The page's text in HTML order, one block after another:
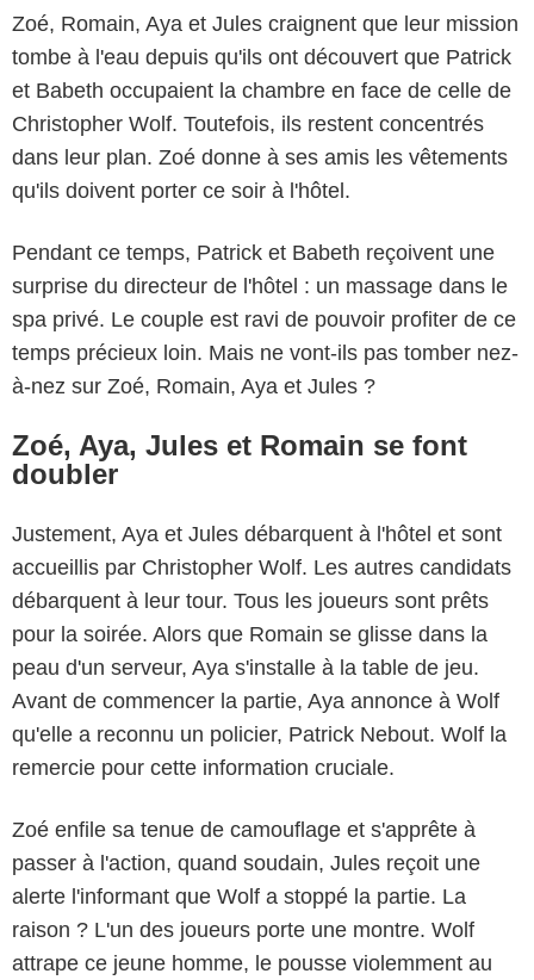
Zoé, Romain, Aya et Jules craignent que leur mission
tombe à l'eau depuis qu'ils ont découvert que Patrick
et Babeth occupaient la chambre en face de celle de
Christopher Wolf. Toutefois, ils restent concentrés
dans leur plan. Zoé donne à ses amis les vêtements
qu'ils doivent porter ce soir à l'hôtel.
Pendant ce temps, Patrick et Babeth reçoivent une
surprise du directeur de l'hôtel : un massage dans le
spa privé. Le couple est ravi de pouvoir profiter de ce
temps précieux loin. Mais ne vont-ils pas tomber nez-
à-nez sur Zoé, Romain, Aya et Jules ?
Zoé, Aya, Jules et Romain se font
doubler
Justement, Aya et Jules débarquent à l'hôtel et sont
accueillis par Christopher Wolf. Les autres candidats
débarquent à leur tour. Tous les joueurs sont prêts
pour la soirée. Alors que Romain se glisse dans la
peau d'un serveur, Aya s'installe à la table de jeu.
Avant de commencer la partie, Aya annonce à Wolf
qu'elle a reconnu un policier, Patrick Nebout. Wolf la
remercie pour cette information cruciale.
Zoé enfile sa tenue de camouflage et s'apprête à
passer à l'action, quand soudain, Jules reçoit une
alerte l'informant que Wolf a stoppé la partie. La
raison ? L'un des joueurs porte une montre. Wolf
attrape ce jeune homme, le pousse violemment au